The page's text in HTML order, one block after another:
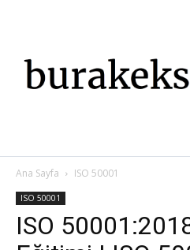
Ana Sayfa ISO 50001
ISO 50001
ISO